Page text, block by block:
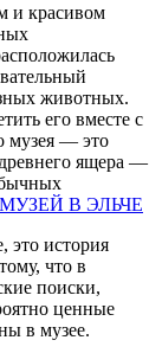
и красивом
животных.
его вместе с
музея — это
ящера —
это история
что в
поиски,
ценные
в музее.